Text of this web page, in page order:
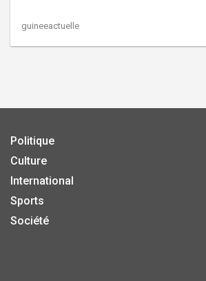
guineeactuelle
Politique
Culture
International
Sports
Société